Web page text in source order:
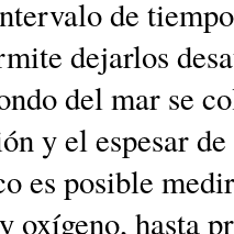
de
dejarlos
del mar se
y el espesar
es posible
oxígeno, hasta